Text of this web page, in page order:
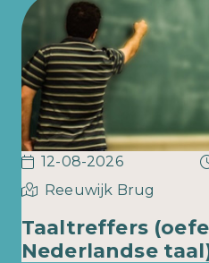
12-08-2026
Reeuwijk Brug
Taaltreffers
Nederlandse